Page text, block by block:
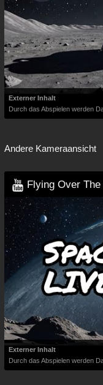
Externer Inhalt
Durch das Abspielen werden
Andere Kameraansicht
Flying Over
Externer Inhalt
Durch das Abspielen werden